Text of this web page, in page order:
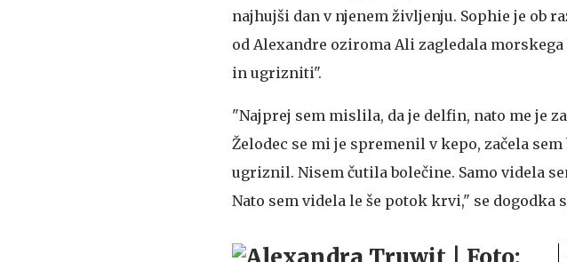
najhujši dan v njenem življenju. Sophie je ob
od Alexandre oziroma Ali zagledala
in ugrizniti".
"Najprej sem mislila, da je delfin, nato me je
Želodec se mi je spremenil v kepo, začela
ugriznil. Nisem čutila bolečine. Samo videla
Nato sem videla le še potok krvi," se dogodka